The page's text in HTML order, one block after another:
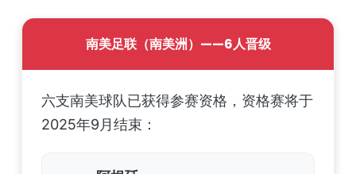
南美足联（南美洲）——6人晋级
六支南美球队已获得参赛资格，资格赛将于
2025年9月结束：